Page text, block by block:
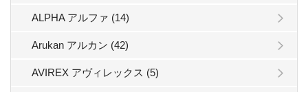
ALPHA アルファ (14)
Arukan アルカン (42)
AVIREX アヴィレックス (5)